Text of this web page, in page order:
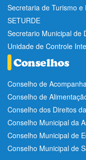
Secretaria de Turismo
SETURDE
Secretario Municipal de
Unidade de Controle
Conselho de
Conselho de
Conselho dos Direitos
Conselho Municipal da
Conselho Municipal de
Conselho Municipal de